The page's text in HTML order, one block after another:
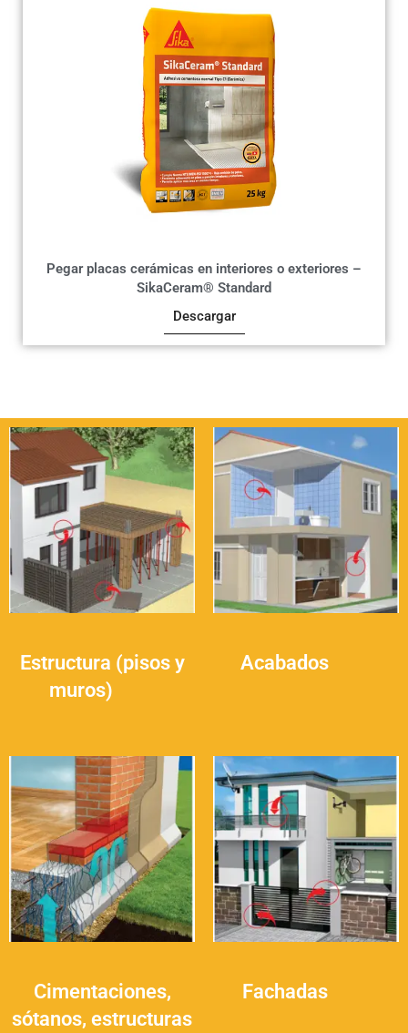
Pegar placas cerámicas en interiores o exteriores –
SikaCeram® Standard
Descargar
Estructura (pisos y
muros)
Acabados
Cimentaciones,
sótanos, estructuras
Fachadas